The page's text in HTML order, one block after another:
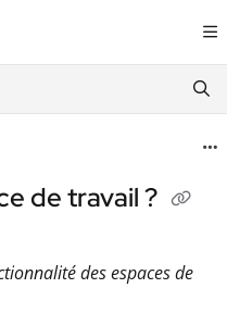
exploring further.
de travail ?
des espaces de